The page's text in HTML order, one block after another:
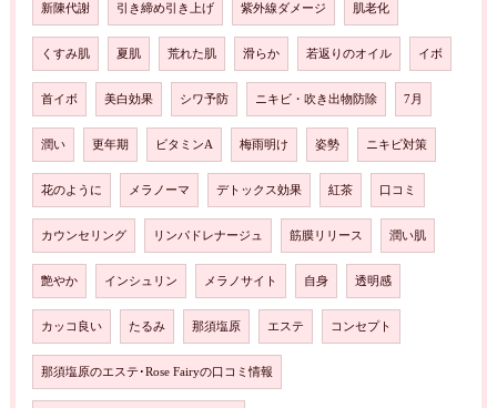
新陳代謝 引き締め引き上げ 紫外線ダメージ 肌老化
くすみ肌 夏肌 荒れた肌 滑らか 若返りのオイル イボ
首イボ 美白効果 シワ予防 ニキビ・吹き出物防除 7月
潤い 更年期 ビタミンA 梅雨明け 姿勢 ニキビ対策
花のように メラノーマ デトックス効果 紅茶 口コミ
カウンセリング リンパドレナージュ 筋膜リリース 潤い肌
艶やか インシュリン メラノサイト 自身 透明感
カッコ良い たるみ 那須塩原 エステ コンセプト
那須塩原のエステ･Rose Fairyの口コミ情報